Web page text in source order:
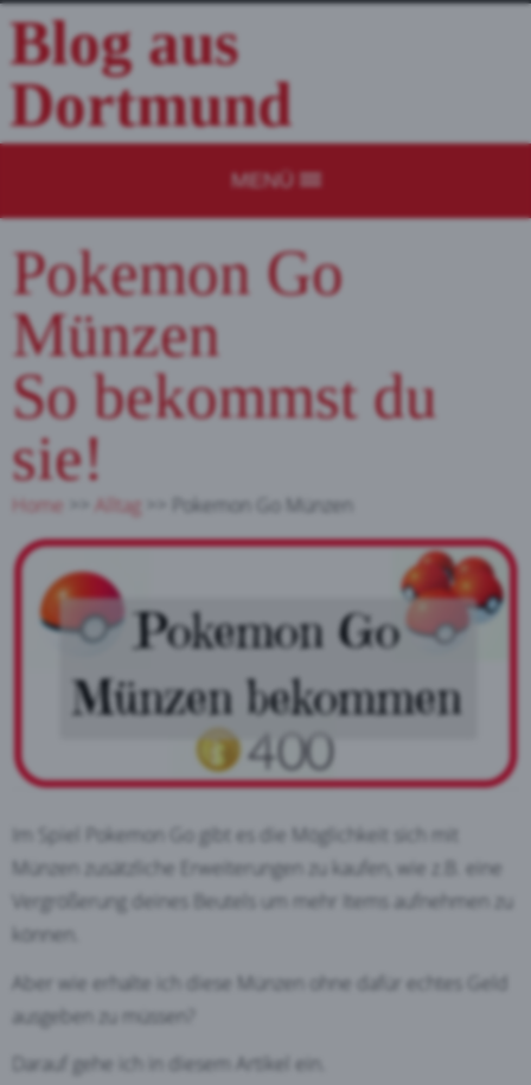
Blog aus
Dortmund
MENÜ
Pokemon Go
Münzen
So bekommst du
sie!
Home Alltag Pokemon Go Münzen
Im Spiel Pokemon Go gibt es die Möglichkeit sich mit
Münzen zusätzliche Erweiterungen zu kaufen, wie z.B. eine
Vergrößerung deines Beutels um mehr Items aufnehmen zu
können.
Aber wie erhalte ich diese Münzen ohne dafür echtes Geld
ausgeben zu müssen?
Darauf gehe ich in diesem Artikel ein.